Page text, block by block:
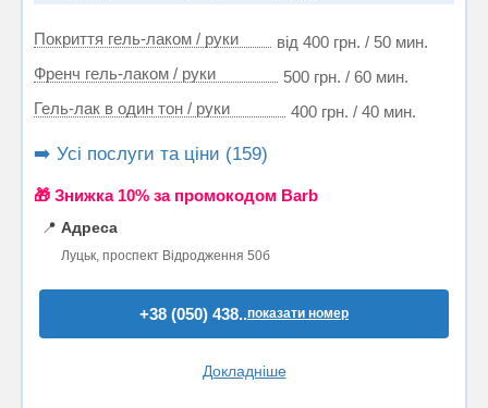
Покриття гель-лаком / руки
від 400 грн. / 50 мин.
Френч гель-лаком / руки
500 грн. / 60 мин.
Гель-лак в один тон / руки
400 грн. / 40 мин.
➡️ Усі послуги та ціни (159)
🎁 Знижка 10% за промокодом Barb
📍 Адреса
Луцьк, проспект Відродження 50б
+38 (050) 438..показати номер
Докладніше